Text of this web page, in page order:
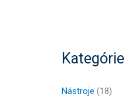
Kategórie
Nástroje (18)